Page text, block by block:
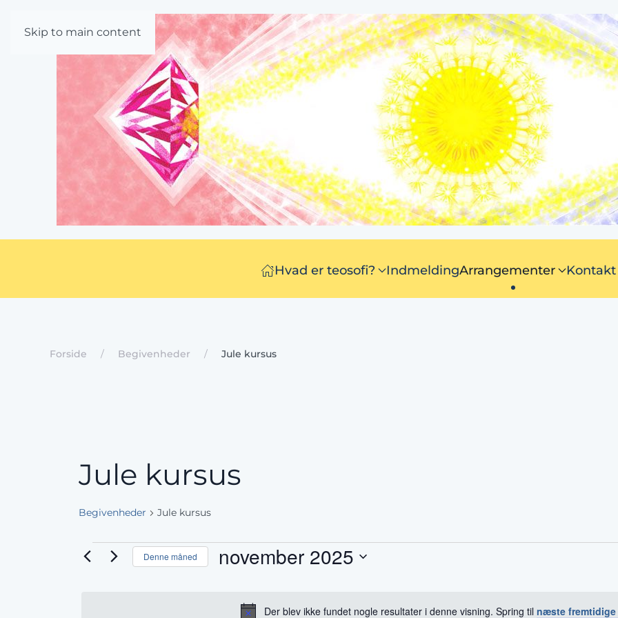
Skip to main content
Hvad er teosofi? IndmeldingArrangementer Kontakt
Forside Begivenheder Jule kursus
Jule kursus
Begivenheder Jule kursus
Begivenheder
Der blev ikke fundet nogle resultater i denne visning. Spring til næste
Denne måned november 2025